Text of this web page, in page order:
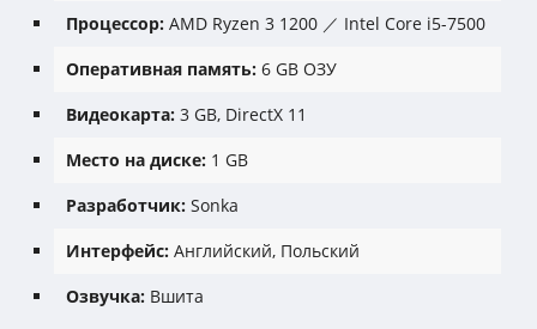
Процессор: AMD Ryzen 3 1200 ／ Intel Core i5-7500
Оперативная память: 6 GB ОЗУ
Видеокарта: 3 GB, DirectX 11
Место на диске: 1 GB
Разработчик: Sonka
Интерфейс: Английский, Польский
Озвучка: Вшита